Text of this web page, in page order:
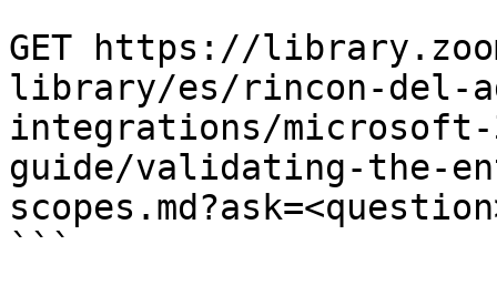
GET https://
library/es/rincon-del-
integrations/
guide/validating-the-
```